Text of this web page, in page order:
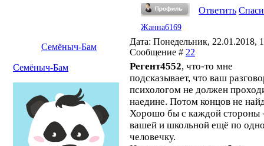
Ответить
Жанна6169
Семёныч-Бам
Дата: Понедельник, 22.01.2018,
Сообщение # 22
Семёныч-Бам
Регент4552, что-то мне
подсказывает, что ваш
психологом не должен
наедине. Потом концов не
Хорошо бы с каждой стороны
вашей и школьной ещё по
человечку.